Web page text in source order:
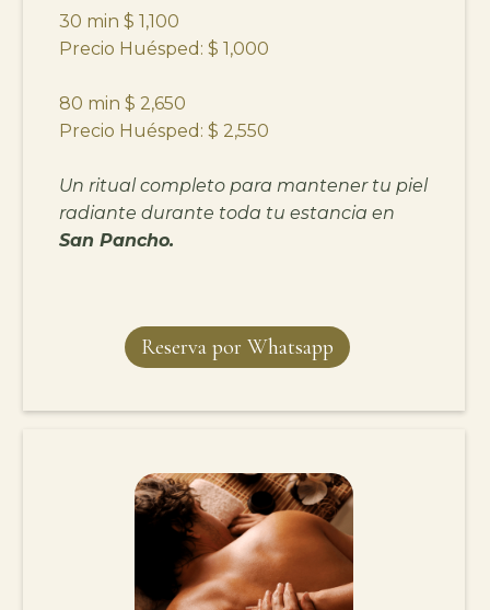
30 min $ 1,100
Precio Huésped: $ 1,000
80 min $ 2,650
Precio Huésped: $ 2,550
Un ritual completo para mantener tu piel
radiante durante toda tu estancia en
San Pancho.
Reserva por Whatsapp